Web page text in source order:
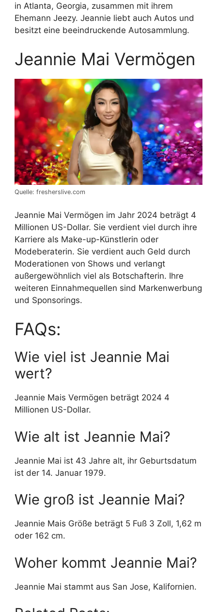
in Atlanta, Georgia, zusammen mit ihrem
Ehemann Jeezy. Jeannie liebt auch Autos und
besitzt eine beeindruckende Autosammlung.
Jeannie Mai Vermögen
Quelle: fresherslive.com
Jeannie Mai Vermögen im Jahr 2024 beträgt 4
Millionen US-Dollar. Sie verdient viel durch ihre
Karriere als Make-up-Künstlerin oder
Modeberaterin. Sie verdient auch Geld durch
Moderationen von Shows und verlangt
außergewöhnlich viel als Botschafterin. Ihre
weiteren Einnahmequellen sind Markenwerbung
und Sponsorings.
FAQs:
Wie viel ist Jeannie Mai
wert?
Jeannie Mais Vermögen beträgt 2024 4
Millionen US-Dollar.
Wie alt ist Jeannie Mai?
Jeannie Mai ist 43 Jahre alt, ihr Geburtsdatum
ist der 14. Januar 1979.
Wie groß ist Jeannie Mai?
Jeannie Mais Größe beträgt 5 Fuß 3 Zoll, 1,62 m
oder 162 cm.
Woher kommt Jeannie Mai?
Jeannie Mai stammt aus San Jose, Kalifornien.